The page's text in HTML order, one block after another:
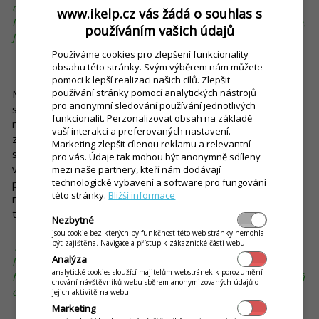
dodržte rozestupy mezi stoly na úrovni alespoň 60 cm.
Pozor, máme na mysli „uličky“, kde zády k sobě nesedí hosté.
Jinak musí být rozestup podstatně větší.
Sedněte si na každé místo
Možná se právě teď zamýšlíte nad tím, co je to za radu. Když
si ale předem vyzkoušíte každé sezení, s jistotou získáte
nesmírně cenné informace. Například možná zjistíte, že
zatímco při odsouvání jedné židle boucháte do zdi, tak při
sezení na další se vystavujete nepříjemnému průvanu. Sice se
vám může zpočátku zdát, že jsou to maličkosti, ale
pamatujte, žepro vaše zákazníky jsou to negativa, která
mohou navodit celkový špatný dojem z provozovny
tak jejich rozhodnutí, zda se k vám ještě vrátí.
Náš tip:
Vyzkoušejte si každé místo vícekrát během dne.
Můžete tak odhalit, že některým hostům bude v jednotlivých
fázích dne svítit slunce do očí. Na základě toho vybavte daná
okna vhodným stíněním.
www.ikelp.cz vás žádá o souhlas s
používáním vašich údajů
Používáme cookies pro zlepšení funkcionality
obsahu této stránky. Svým výběrem nám můžete
pomoci k lepší realizaci našich cílů. Zlepšit
používání stránky pomocí analytických nástrojů
pro anonymní sledování používání jednotlivých
funkcionalit. Perzonalizovat obsah na základě
vaší interakci a preferovaných nastavení.
Marketing zlepšit cílenou reklamu a relevantní
pro vás. Údaje tak mohou být anonymně sdíleny
mezi naše partnery, kteří nám dodávají
technologické vybavení a software pro fungování
této stránky.Bližší informace
Nezbytné
jsou cookie bez kterých by funkčnost této web stránky nemohla
být zajištěna. Navigace a přístup k zákaznické části webu.
Analýza
analytické cookies sloužící majitelům webstránek k porozumění
chování návštěvníků webu sběrem anonymizovaných údajů o
jejich aktivitě na webu.
Marketing